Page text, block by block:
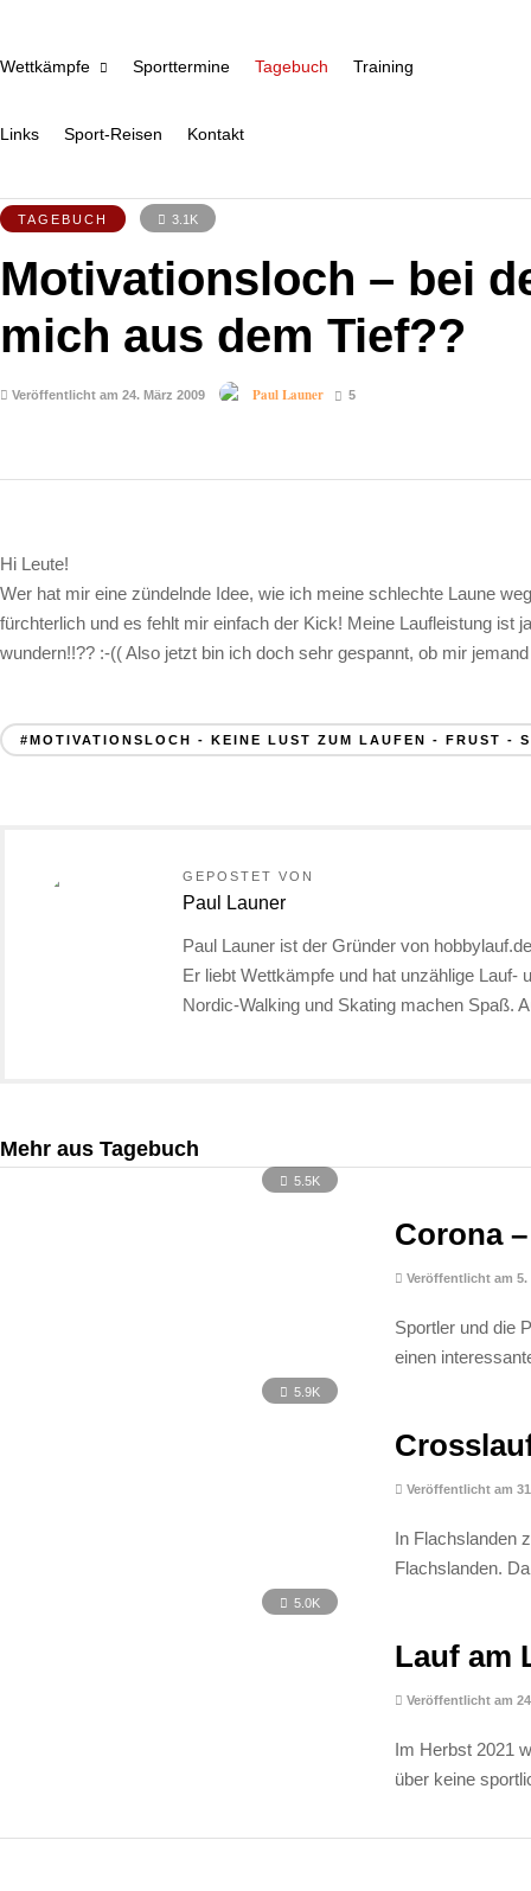
Wettkämpfe Sporttermine Tagebuch Training
Links Sport-Reisen Kontakt
TAGEBUCH 3.1K
Motivationsloch – bei
mich aus dem Tief??
Veröffentlicht am 24. März 2009 Paul Launer 5
Hi Leute!
Wer hat mir eine zündelnde Idee, wie ich meine schlechte Laune
fürchterlich und es fehlt mir einfach der Kick! Meine Laufleistung
wundern!!?? :-(( Also jetzt bin ich doch sehr gespannt, ob mir
#MOTIVATIONSLOCH - KEINE LUST ZUM LAUFEN - FRUST -
GEPOSTET VON
Paul Launer
Paul Launer ist der Gründer von
Er liebt Wettkämpfe und hat unzählige Lauf-
Nordic-Walking und Skating machen Spaß.
Mehr aus Tagebuch
5.5K
Corona
Veröffentlicht am 5.
Sportler und die
einen
5.9K
Veröffentlicht am
In Flachslanden
Flachslanden.
5.0K
Lauf am
Veröffentlicht am
Im Herbst 2021
über keine